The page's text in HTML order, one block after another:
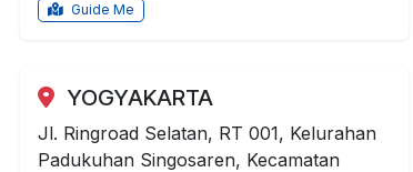
Guide Me
YOGYAKARTA
Jl. Ringroad Selatan, RT 001, Kelurahan
Padukuhan Singosaren, Kecamatan